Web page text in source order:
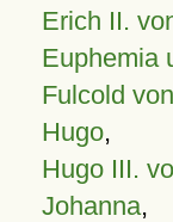
Erich II.
Euphemia
Fulcold
Hugo,
Hugo III.
Johanna,